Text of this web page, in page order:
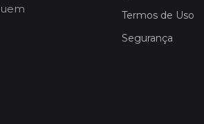
Termos de Uso
Segurança